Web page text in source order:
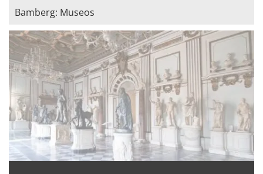
Bamberg: Museos